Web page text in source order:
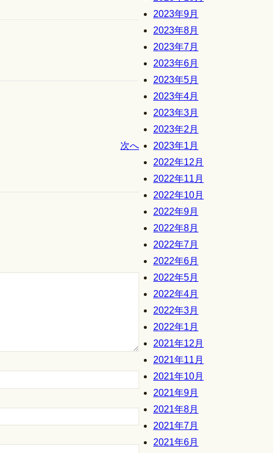
次へ
2023年9月
2023年8月
2023年7月
2023年6月
2023年5月
2023年4月
2023年3月
2023年2月
2023年1月
2022年12月
2022年11月
2022年10月
2022年9月
2022年8月
2022年7月
2022年6月
2022年5月
2022年4月
2022年3月
2022年1月
2021年12月
2021年11月
2021年10月
2021年9月
2021年8月
2021年7月
2021年6月